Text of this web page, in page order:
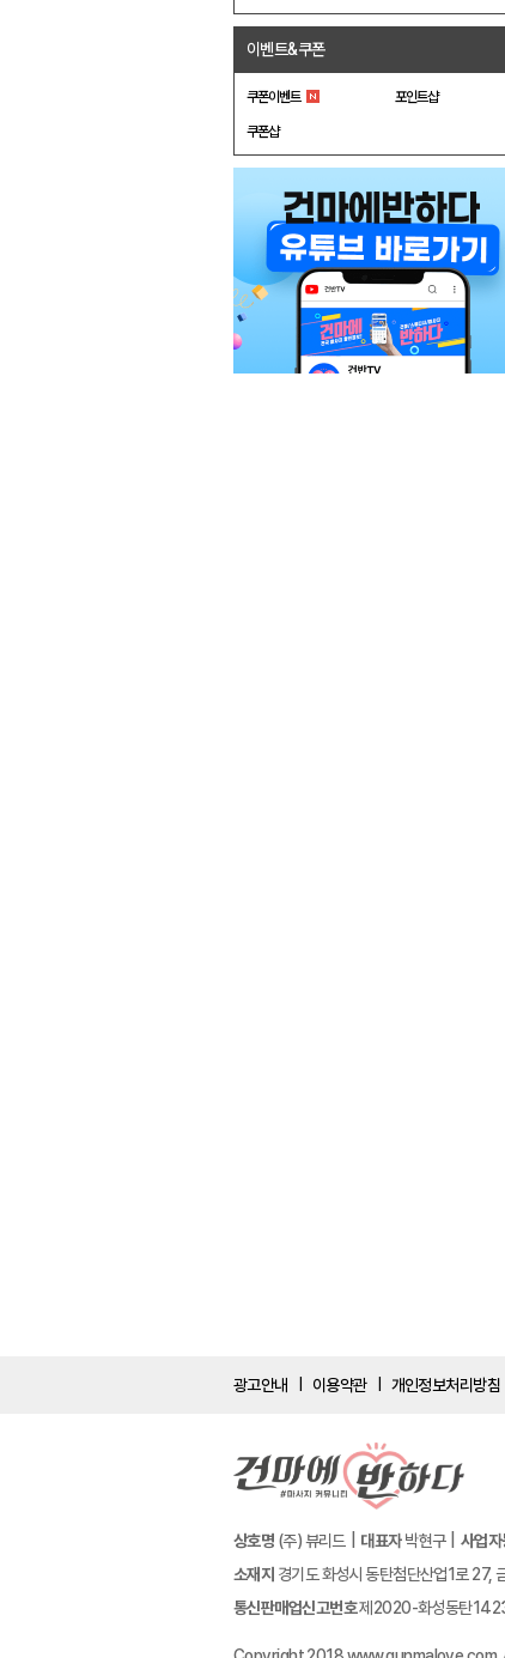
이벤트&쿠폰
쿠폰이벤트 포인트샵
쿠폰샵
광고안내 이용약관 개인정보처리방침
상호명 (주) 뷰리드 대표자박현구 사업
소재지 경기도 화성시 동탄첨단산업1로 27,
통신판매업신고번호제2020-화성동탄